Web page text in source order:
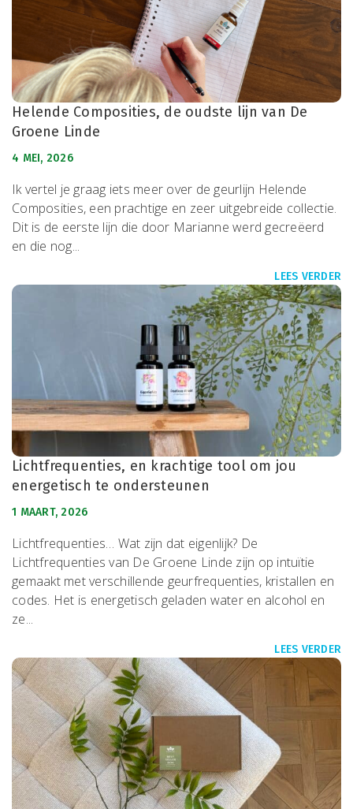
Helende Composities, de oudste lijn van De
Groene Linde
4 MEI, 2026
Ik vertel je graag iets meer over de geurlijn Helende
Composities, een prachtige en zeer uitgebreide collectie.
Dit is de eerste lijn die door Marianne werd gecreëerd
en die nog...
LEES VERDER
Lichtfrequenties, en krachtige tool om jou
energetisch te ondersteunen
1 MAART, 2026
Lichtfrequenties… Wat zijn dat eigenlijk? De
Lichtfrequenties van De Groene Linde zijn op intuïtie
gemaakt met verschillende geurfrequenties, kristallen en
codes. Het is energetisch geladen water en alcohol en
ze...
LEES VERDER